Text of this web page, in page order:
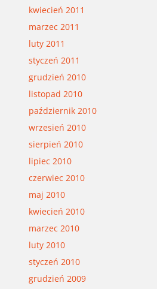
kwiecień 2011
marzec 2011
luty 2011
styczeń 2011
grudzień 2010
listopad 2010
październik 2010
wrzesień 2010
sierpień 2010
lipiec 2010
czerwiec 2010
maj 2010
kwiecień 2010
marzec 2010
luty 2010
styczeń 2010
grudzień 2009